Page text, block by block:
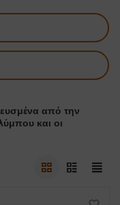
από την
και οι